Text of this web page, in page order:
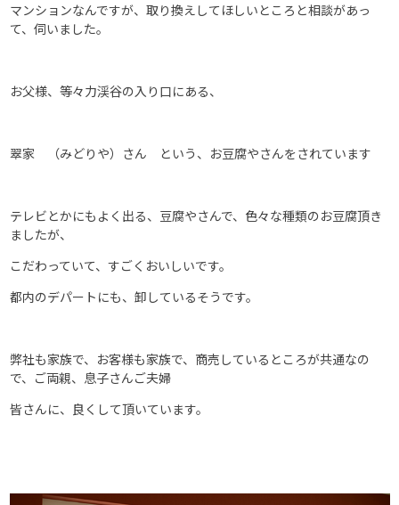
マンションなんですが、取り換えしてほしいところと相談があっ
て、伺いました。
お父様、等々力渓谷の入り口にある、
翠家 （みどりや）さん という、お豆腐やさんをされています
テレビとかにもよく出る、豆腐やさんで、色々な種類のお豆腐頂き
ましたが、
こだわっていて、すごくおいしいです。
都内のデパートにも、卸しているそうです。
弊社も家族で、お客様も家族で、商売しているところが共通なの
で、ご両親、息子さんご夫婦
皆さんに、良くして頂いています。